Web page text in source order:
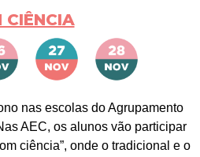
CIÊNCIA
nas escolas do Agrupamento
AEC, os alunos vão participar
ciência”, onde o tradicional e o